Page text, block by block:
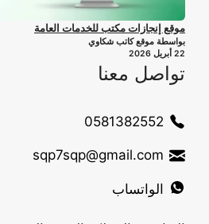
موقع إنجازات مكتب للخدمات العامة
بواسطة موقع كاتب شكاوي
22 أبريل 2026
تواصل معنا
0581382552
sqp7sqp@gmail.com
الواتساب